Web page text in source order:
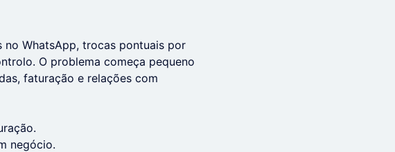
WhatsApp, trocas pontuais por
O problema começa pequeno
faturação e relações com
negócio.